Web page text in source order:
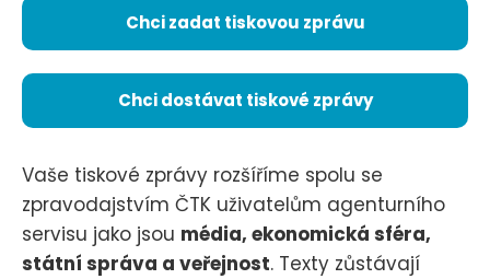
Chci zadat tiskovou zprávu
Chci dostávat tiskové zprávy
Vaše tiskové zprávy rozšíříme spolu se
zpravodajstvím ČTK uživatelům agenturního
servisu jako jsou média, ekonomická sféra,
státní správa a veřejnost. Texty zůstávají